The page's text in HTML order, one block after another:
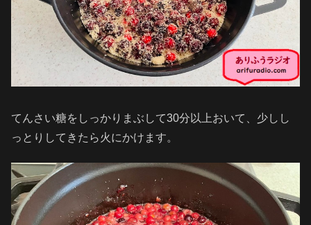
てんさい糖をしっかりまぶして30分以上おいて、少しし
っとりしてきたら火にかけます。